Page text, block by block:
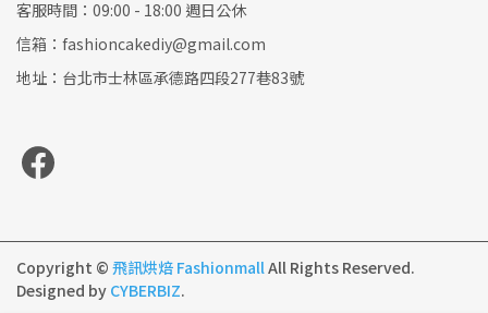
客服時間：09:00 - 18:00 週日公休
信箱：fashioncakediy@gmail.com
地址：台北市士林區承德路四段277巷83號
Copyright © 飛訊烘焙 FashionmallAll Rights Reserved.
Designed by CYBERBIZ.